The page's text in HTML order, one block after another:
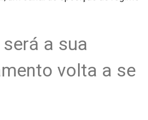
a sua
volta a se